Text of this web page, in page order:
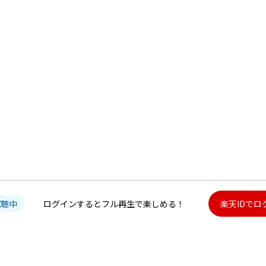
中 ログインするとフル再生で楽しめる！ 楽天IDでロ